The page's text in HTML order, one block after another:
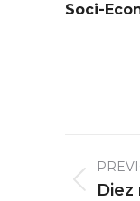
Soci-
Diez